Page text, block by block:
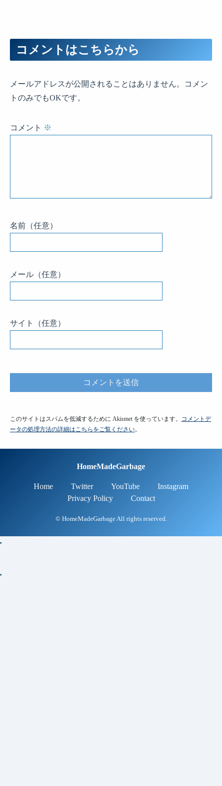
コメントはこちらから
メールアドレスが公開されることはありません。コメン
トのみでもOKです。
コメント ※
名前 （任意）
メール （任意）
サイト （任意）
このサイトはスパムを低減するために Akismet を使っています。
コメントデ
ータの処理方法の詳細はこちらをご覧ください。
HomeMadeGarbage
Home Twitter YouTube
Instagram
Privacy Policy
Contact
© HomeMadeGarbage All rights reserved.